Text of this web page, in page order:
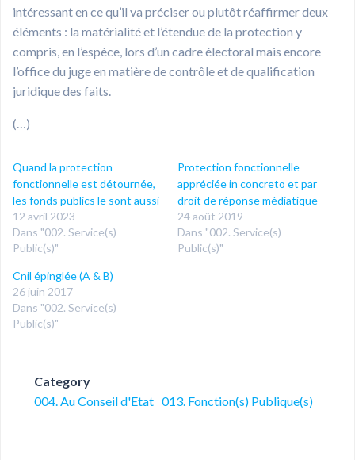
intéressant en ce qu’il va préciser ou plutôt réaffirmer deux
éléments : la matérialité et l’étendue de la protection y
compris, en l’espèce, lors d’un cadre électoral mais encore
l’office du juge en matière de contrôle et de qualification
juridique des faits.
(…)
Quand la protection
fonctionnelle est détournée,
les fonds publics le sont aussi
12 avril 2023
Dans "002. Service(s)
Public(s)"
Protection fonctionnelle
appréciée in concreto et par
droit de réponse médiatique
24 août 2019
Dans "002. Service(s)
Public(s)"
Cnil épinglée (A & B)
26 juin 2017
Dans "002. Service(s)
Public(s)"
Category
004. Au Conseil d'Etat 013. Fonction(s) Publique(s)